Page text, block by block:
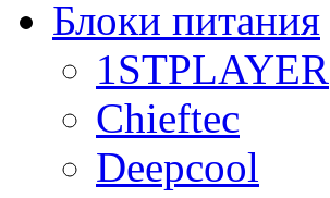
Блоки питания
1STPLAYER
Chieftec
Deepcool